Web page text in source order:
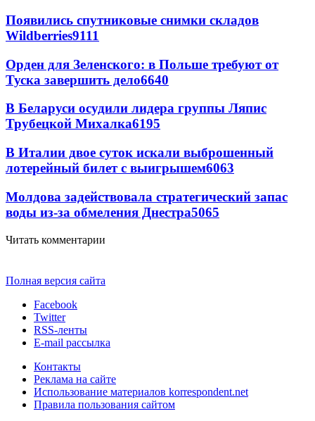
Появились спутниковые снимки складов
Wildberries9111
Орден для Зеленского: в Польше требуют от
Туска завершить дело6640
В Беларуси осудили лидера группы Ляпис
Трубецкой Михалка6195
В Италии двое суток искали выброшенный
лотерейный билет с выигрышем6063
Молдова задействовала стратегический запас
воды из-за обмеления Днестра5065
Читать комментарии
Полная версия сайта
Facebook
Twitter
RSS-ленты
E-mail рассылка
Контакты
Реклама на сайте
Использование материалов korrespondent.net
Правила пользования сайтом